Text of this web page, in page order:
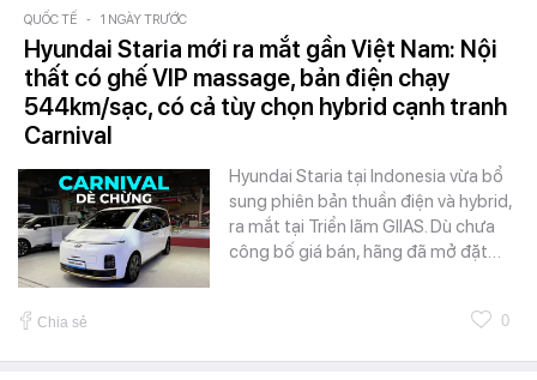
QUỐC TẾ - 1 NGÀY TRƯỚC
Hyundai Staria mới ra mắt gần Việt Nam: Nội
thất có ghế VIP massage, bản điện chạy
544km/sạc, có cả tùy chọn hybrid cạnh tranh
Carnival
Hyundai Staria tại Indonesia vừa bổ
sung phiên bản thuần điện và hybrid,
ra mắt tại Triển lãm GIIAS. Dù chưa
công bố giá bán, hãng đã mở đặt…
Chia sẻ 0